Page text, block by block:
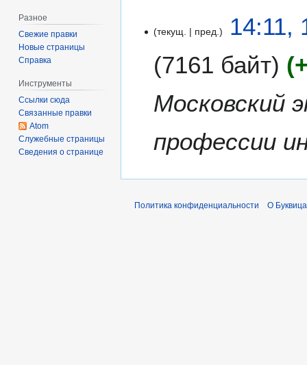
2
текущ. пред.
14:11,
7161 байт
Московский
профессии
Разное
Свежие правки
Новые страницы
Справка
Инструменты
Ссылки сюда
Связанные правки
Atom
Служебные страницы
Сведения о странице
Политика конфиденциальности О Буквица